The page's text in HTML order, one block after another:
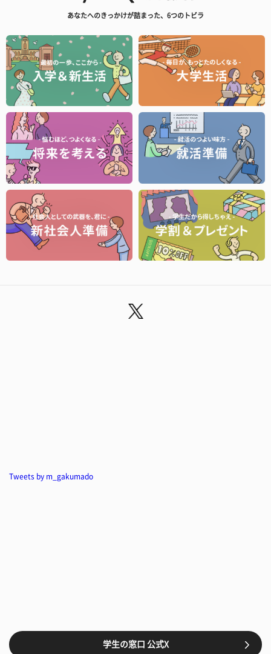
あなたへのきっかけが詰まった、6つのトビラ
Tweets by m_gakumado
学生の窓口 公式X